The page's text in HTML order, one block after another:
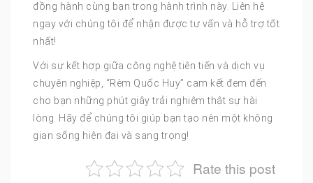
đồng hành cùng bạn trong hành trình này. Liên hệ
ngay với chúng tôi để nhận được tư vấn và hỗ trợ tốt
nhất!
Với sự kết hợp giữa công nghệ tiên tiến và dịch vụ
chuyên nghiệp, “Rèm Quốc Huy” cam kết đem đến
cho bạn những phút giây trải nghiệm thật sự hài
lòng. Hãy để chúng tôi giúp bạn tạo nên một không
gian sống hiện đại và sang trọng!
Rate this post